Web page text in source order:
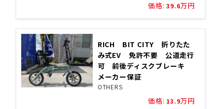
価格: 39.6万円
RICH BIT CITY 折りたた
み式EV 免許不要 公道走行
可 前後ディスクブレーキ
メーカー保証
OTHERS
価格: 13.9万円